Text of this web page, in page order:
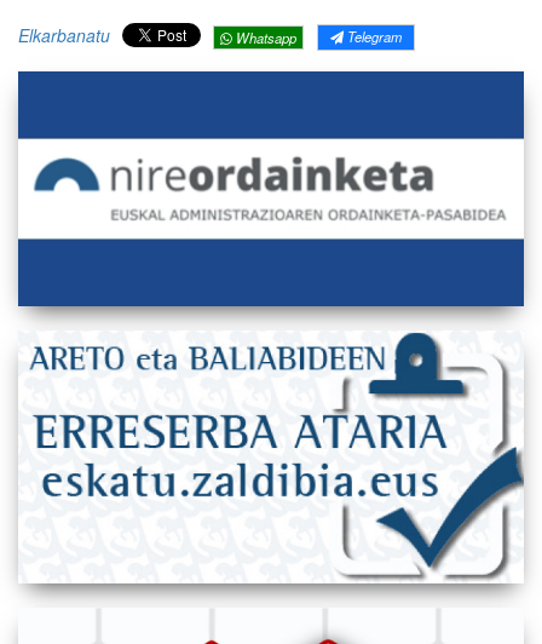
Elkarbanatu Whatsapp Telegram